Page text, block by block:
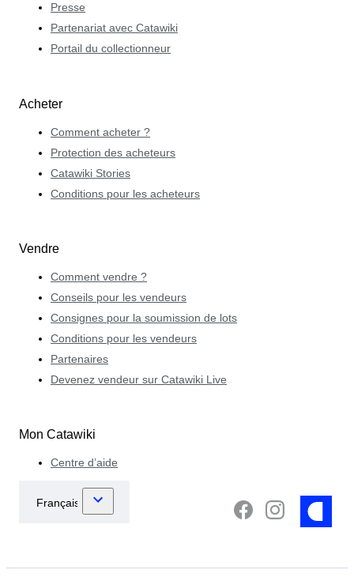
Presse
Partenariat avec Catawiki
Portail du collectionneur
Acheter
Comment acheter ?
Protection des acheteurs
Catawiki Stories
Conditions pour les acheteurs
Vendre
Comment vendre ?
Conseils pour les vendeurs
Consignes pour la soumission de lots
Conditions pour les vendeurs
Partenaires
Devenez vendeur sur Catawiki Live
Mon Catawiki
Centre d’aide